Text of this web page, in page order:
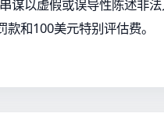
谋以虚假或误导性陈述非
款和100美元特别评估费。